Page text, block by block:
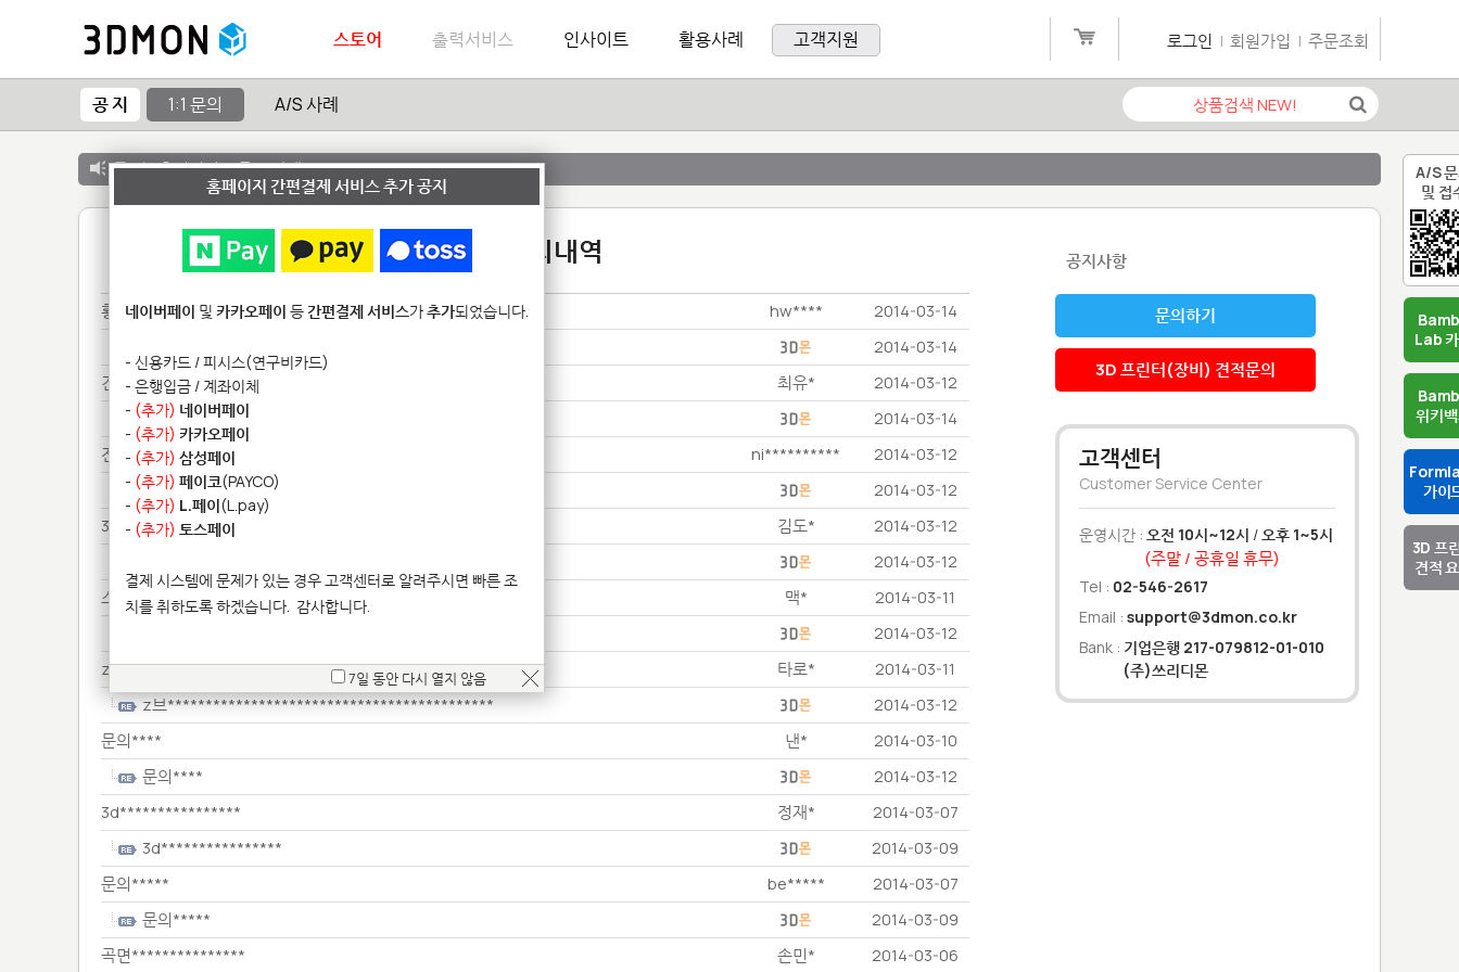
A/S
및 접
Lab
위키
가이
3D 프
견적
스토어 출력서비스 인사이트 활용사례 고객지원 로그인 | 회원가입 | 주문조회
공 지 1:1 문의 A/S 사례
공 지 :출력서비스 종료 안내
1:1 문의내역
황동********** hw**** 2014-03-14
2014-03-14
견적****** 최유* 2014-03-12
견적****** 2014-03-14
전화********** ni********** 2014-03-12
전화********** 2014-03-12
3D**************************** 김도* 2014-03-12
2014-03-12
스테******************* 맥* 2014-03-11
2014-03-12
z브******************************************* 타로* 2014-03-11
z브******************************************* 2014-03-12
문의**** 낸* 2014-03-10
문의**** 2014-03-12
3d**************** 정재* 2014-03-07
3d**************** 2014-03-09
문의***** be***** 2014-03-07
문의***** 2014-03-09
곡면*************** 손민* 2014-03-06
공지사항
문의하기
3D 프린터(장비) 견적문의
고객센터
Customer Service Center
운영시간 : 오전 10시~12시 /오후 1~5시
(주말 / 공휴일 휴무)
Tel : 02-546-2617
Email : support@3dmon.co.kr
Bank : 기업은행 217-079812-01-010
(주)쓰리디몬
홈페이지 간편결제 서비스 추가 공지
네이버페이 및 카카오페이 등간편결제 서비스가추가되었습니다.
- 신용카드 / 피시스(연구비카드)
- 은행입금 / 계좌이체
- (추가) 네이버페이
- (추가) 카카오페이
- (추가) 삼성페이
- (추가) 페이코(PAYCO)
- (추가) L.페이(L.pay)
- (추가) 토스페이
결제 시스템에 문제가 있는 경우 고객센터로 알려주시면 빠른 조
치를 취하도록 하겠습니다. 감사합니다.
7일 동안 다시 열지 않음